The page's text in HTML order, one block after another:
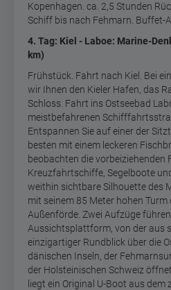
Kopenhagen. ca. 2,5 Stunden
Schiff bis nach Fehmarn. Buffet-
4. Tag: Kiel - Laboe: Marine-
km)
Frühstück. Fahrt nach Kiel. Bei
wir Ihnen den Kieler Hafen, das
Schloss. Fahrt ins Ostseebad
meistbefahrenen
Entspannen Sie auf einer der
besten mit einem leckeren
beobachten die vorbeiziehenden
Kreuzfahrtschiffe, Segelboote
weithin sichtbare Silhouette des
mit seinem 85 Meter hohen Turm
Außenförde. Zwei Aufzüge
Aussichtsplattform, von der aus
einzigartiger Rundblick über die
dänischen Inseln, der
der Holsteinischen Schweiz
liegt ein Original U-Boot aus dem